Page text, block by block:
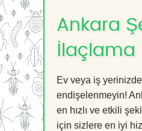
Ankara
İlaçlama
Ev veya iş
endişelenmeyin!
en hızlı ve etkili
için sizlere en iyi